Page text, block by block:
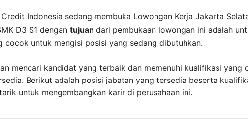
Indonesia sedang membuka Lowongan Kerja Jakarta
D3 S1 dengan tujuan dari pembukaan lowongan ini adalah
cocok untuk mengisi posisi yang sedang dibutuhkan.
mencari kandidat yang terbaik dan memenuhi kualifikasi yang
Berikut adalah posisi jabatan yang tersedia beserta
untuk mengembangkan karir di perusahaan ini.